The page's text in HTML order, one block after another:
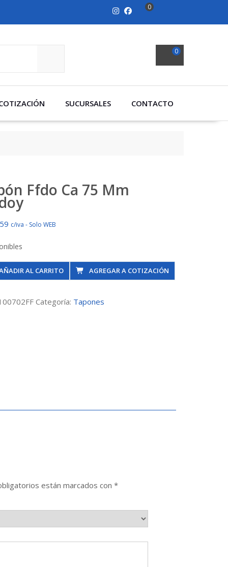
0
0
SUCURSALES CONTACTO
Ffdo Ca 75 Mm
c/iva - Solo WEB
AL CARRITO AGREGAR A COTIZACIÓN
Categoría: Tapones
están marcados con *